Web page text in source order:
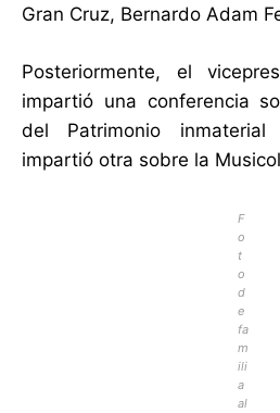
Gran Cruz, Bernardo Adam
Posteriormente, el
impartió una conferencia
del Patrimonio
impartió otra sobre la
F
o
t
o
d
e
fa
m
ili
a
al